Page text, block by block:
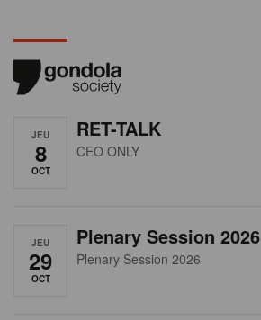
JEU
8
OCT
RET-TALK
CEO ONLY
JEU
29
OCT
Plenary Session 2026
Plenary Session 2026